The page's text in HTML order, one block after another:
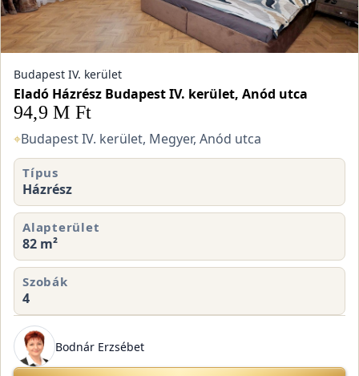
Budapest IV. kerület
Eladó Házrész Budapest IV. kerület, Anód utca
94,9 M Ft
⌖Budapest IV. kerület, Megyer, Anód utca
Típus
Házrész
Alapterület
82 m²
Szobák
4
Bodnár Erzsébet